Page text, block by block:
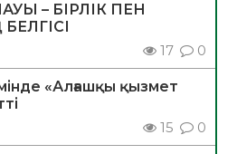
– БІРЛІК ПЕН
17 0
«Алғашқы қызмет
15 0